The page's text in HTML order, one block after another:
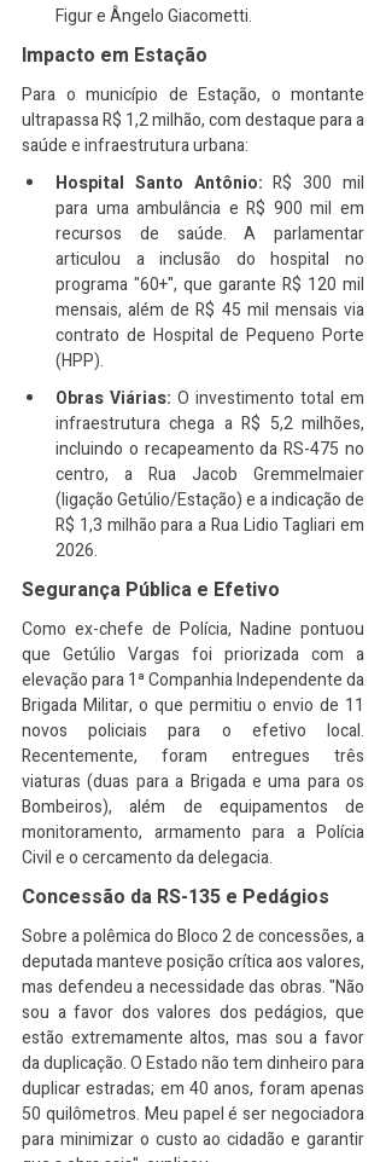
Figur e Ângelo Giacometti.
Impacto em Estação
Para o município de Estação, o montante
ultrapassa R$ 1,2 milhão, com destaque para a
saúde e infraestrutura urbana:
Hospital Santo Antônio: R$ 300 mil
para uma ambulância e R$ 900 mil em
recursos de saúde. A parlamentar
articulou a inclusão do hospital no
programa "60+", que garante R$ 120 mil
mensais, além de R$ 45 mil mensais via
contrato de Hospital de Pequeno Porte
(HPP).
Obras Viárias: O investimento total em
infraestrutura chega a R$ 5,2 milhões,
incluindo o recapeamento da RS-475 no
centro, a Rua Jacob Gremmelmaier
(ligação Getúlio/Estação) e a indicação de
R$ 1,3 milhão para a Rua Lidio Tagliari em
2026.
Segurança Pública e Efetivo
Como ex-chefe de Polícia, Nadine pontuou
que Getúlio Vargas foi priorizada com a
elevação para 1ª Companhia Independente da
Brigada Militar, o que permitiu o envio de 11
novos policiais para o efetivo local.
Recentemente, foram entregues três
viaturas (duas para a Brigada e uma para os
Bombeiros), além de equipamentos de
monitoramento, armamento para a Polícia
Civil e o cercamento da delegacia.
Concessão da RS-135 e Pedágios
Sobre a polêmica do Bloco 2 de concessões, a
deputada manteve posição crítica aos valores,
mas defendeu a necessidade das obras. "Não
sou a favor dos valores dos pedágios, que
estão extremamente altos, mas sou a favor
da duplicação. O Estado não tem dinheiro para
duplicar estradas; em 40 anos, foram apenas
50 quilômetros. Meu papel é ser negociadora
para minimizar o custo ao cidadão e garantir